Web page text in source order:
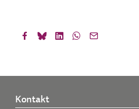
Kontakt